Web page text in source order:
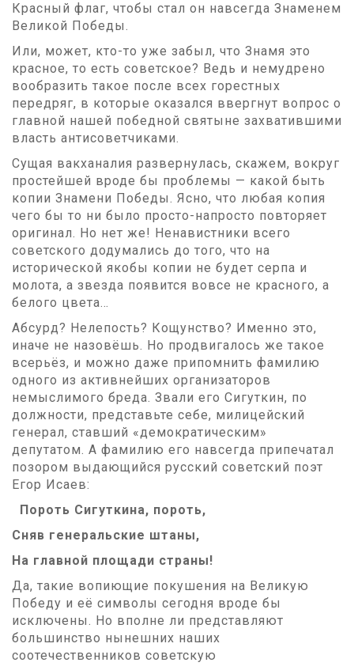
Красный флаг, чтобы стал он навсегда Знаменем
Великой Победы.
Или, может, кто-то уже забыл, что Знамя это
красное, то есть советское? Ведь и немудрено
вообразить такое после всех горестных
передряг, в которые оказался ввергнут вопрос о
главной нашей победной святыне захватившими
власть антисоветчиками.
Сущая вакханалия развернулась, скажем, вокруг
простейшей вроде бы проблемы — какой быть
копии Знамени Победы. Ясно, что любая копия
чего бы то ни было просто-напросто повторяет
оригинал. Но нет же! Ненавистники всего
советского додумались до того, что на
исторической якобы копии не будет серпа и
молота, а звезда появится вовсе не красного, а
белого цвета…
Абсурд? Нелепость? Кощунство? Именно это,
иначе не назовёшь. Но продвигалось же такое
всерьёз, и можно даже припомнить фамилию
одного из активнейших организаторов
немыслимого бреда. Звали его Сигуткин, по
должности, представьте себе, милицейский
генерал, ставший «демократическим»
депутатом. А фамилию его навсегда припечатал
позором выдающийся русский советский поэт
Егор Исаев:
Пороть Сигуткина, пороть,
Сняв генеральские штаны,
На главной площади страны!
Да, такие вопиющие покушения на Великую
Победу и её символы сегодня вроде бы
исключены. Но вполне ли представляют
большинство нынешних наших
соотечественников советскую